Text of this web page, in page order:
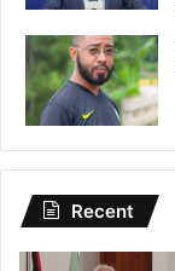
Recent